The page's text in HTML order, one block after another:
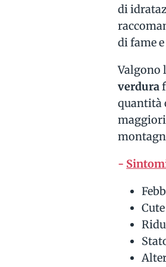
di
di fame
Valgono
verdura
quantità
maggiori
-